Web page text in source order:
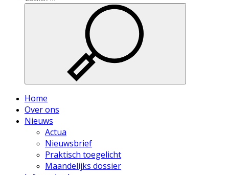
Home
Over ons
Nieuws
Actua
Nieuwsbrief
Praktisch toegelicht
Maandelijks dossier